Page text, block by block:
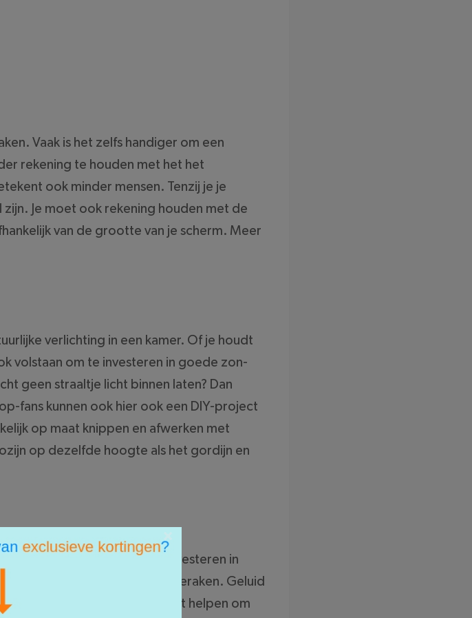
Vaak is het zelfs handiger om een
rekening te houden met het het
ook minder mensen. Tenzij je je
Je moet ook rekening houden met de
van de grootte van je scherm. Meer
verlichting in een kamer. Of je houdt
volstaan om te investeren in goede zon-
geen straaltje licht binnen laten? Dan
fans kunnen ook hier ook een DIY-project
op maat knippen en afwerken met
op dezelfde hoogte als het gordijn en
kan zeker helpen om te investeren in
zal je niet veel verder geraken. Geluid
je je kamer uitkiest kan het helpen om
×